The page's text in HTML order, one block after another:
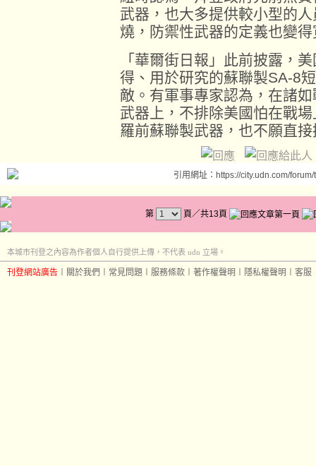
武器，也大多提供較小型的
燒，防禦性武器的定義也變
「華爾街日報」此前披露，
得、用於研究的蘇聯製SA-8
敵。有軍事專家認為，在諸
武器上，不排除美國怕在戰
羅前蘇聯製武器，也不願直
引用網址：https://city.udn.com/
第 頁／共13頁
本城市刊登之內容為作者個人自行提供上傳，不代表 udn 立場。
刊登網站廣告 關於我們 常見問題 服務條款 著作權聲明 隱私權聲明 客服